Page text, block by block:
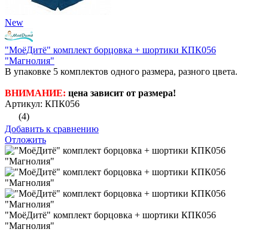
New
"МоёДитё" комплект борцовка + шортики КПК056
"Магнолия"
В упаковке 5 комплектов одного размера, разного цвета.
ВНИМАНИЕ: цена зависит от размера!
Артикул: КПК056
(4)
Добавить к сравнению
Отложить
"МоёДитё" комплект борцовка + шортики КПК056
"Магнолия"